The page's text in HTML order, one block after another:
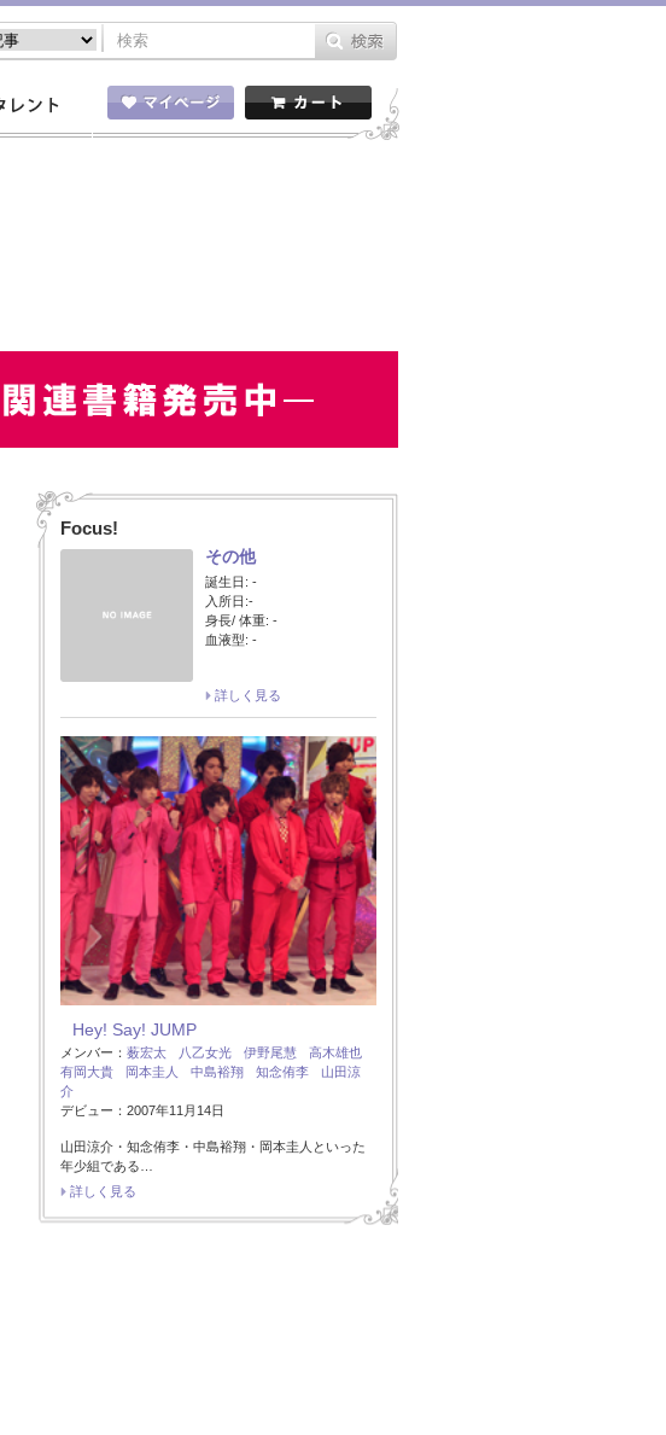
Focus!
その他
誕生日: -
入所日:-
身長/ 体重: -
血液型: -
詳しく見る
Hey! Say! JUMP
メンバー： 薮宏太 八乙女光 伊野尾慧
高木雄也
有岡大貴
岡本圭人 中島裕翔 知念侑李
山田涼
介
デビュー：2007年11月14日
山田涼介・知念侑李・中島裕翔・岡本圭人といった
年少組である…
詳しく見る